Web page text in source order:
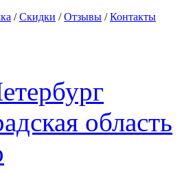
/Скидки /Отзывы /Контакты
область